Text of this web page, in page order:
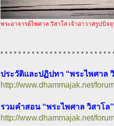
พระอาจารย์ไพศาล วิสาโล เจ้าอาวาสรูปปัจ
* * * * * * * * * * * * * * * * * * * * * * * * *
ประวัติและปฏิปทา “พระไพศาล
http://www.dhammajak.net/
รวมคำสอน “พระไพศาล วิสาโล”
http://www.dhammajak.net/